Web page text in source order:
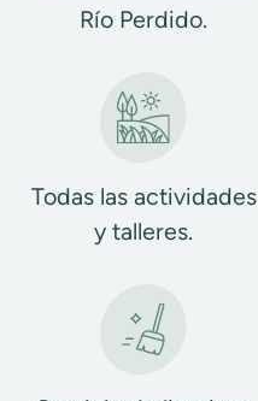
Río Perdido.
Todas las actividades
y talleres.